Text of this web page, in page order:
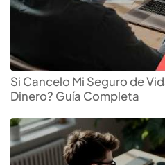
Si Cancelo Mi Seguro de
Dinero? Guía Completa